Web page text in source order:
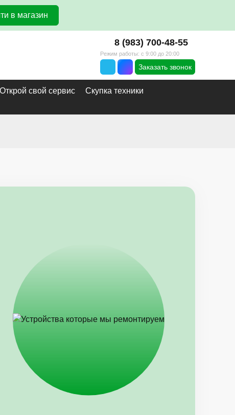
в магазин
8 (983) 700-48-55
Режим работы: с 9:00 до 20:00
Заказать звонок
Открой свой сервис
Скупка техники